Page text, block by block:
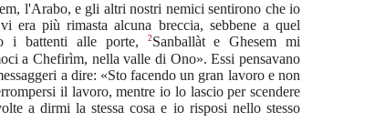
l'Arabo, e gli altri nostri nemici sentirono che io
era più rimasta alcuna breccia, sebbene a quel
i battenti alle porte,
2 Sanballàt e Ghesem mi
a Chefirìm, nella valle di Ono». Essi pensavano
a dire: «Sto facendo un gran lavoro e non
il lavoro, mentre io lo lascio per scendere
a dirmi la stessa cosa e io risposi nello stesso